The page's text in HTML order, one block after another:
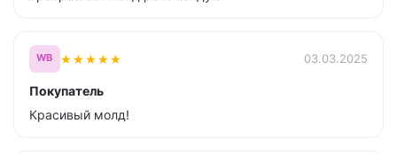
WB ★★★★★ 03.03.2025
Покупатель
Красивый молд!